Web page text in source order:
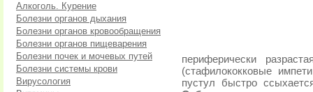
Алкоголь. Курение
Болезни органов дыхания
Болезни органов кровообращения
Болезни органов пищеварения
Болезни почек и мочевых путей
Болезни системы крови
Вирусология
периферически
(стафилококковые
пустул быстро